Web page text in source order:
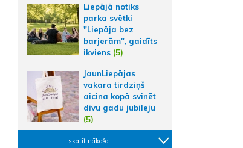
Liepājā notiks
parka svētki
"Liepāja bez
barjerām", gaidīts
ikviens (5)
JaunLiepājas
vakara tirdziņš
aicina kopā svinēt
divu gadu jubileju
(5)
skatīt nākošo